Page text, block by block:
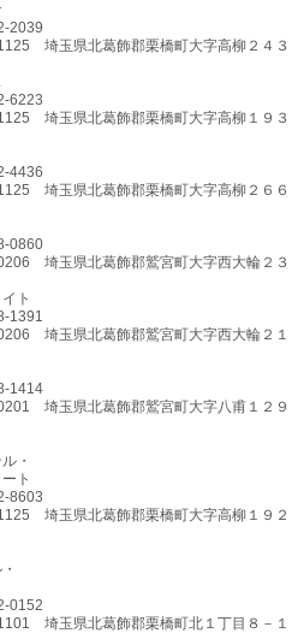
2039
埼玉県北葛飾郡栗橋町大字高柳２４３
6223
埼玉県北葛飾郡栗橋町大字高柳１９３
4436
埼玉県北葛飾郡栗橋町大字高柳２６６
0860
埼玉県北葛飾郡鷲宮町大字西大輪２３
ト
1391
埼玉県北葛飾郡鷲宮町大字西大輪２１
1414
埼玉県北葛飾郡鷲宮町大字八甫１２９
・
ト
8603
埼玉県北葛飾郡栗橋町大字高柳１９２
0152
埼玉県北葛飾郡栗橋町北１丁目８－１